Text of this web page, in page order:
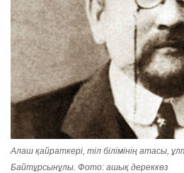
Алаш қайраткері, тіл білімінің атасы,
Байтұрсынұлы. Фото: ашық дереккөз